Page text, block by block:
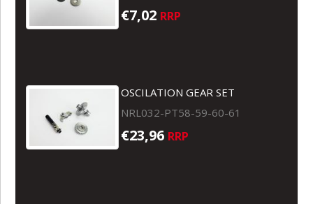
€7,02 RRP
OSCILATION GEAR SET
NRL032-PT58-59-60-61
€23,96 RRP